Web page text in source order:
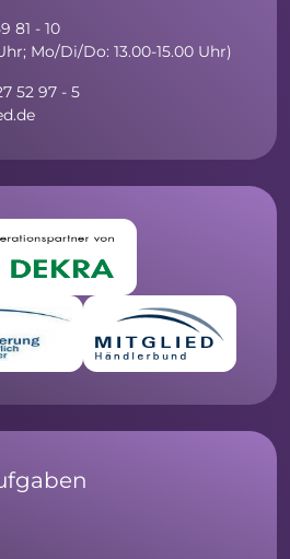
81 - 10
Mo/Di/Do: 13.00-15.00 Uhr)
52 97 - 5